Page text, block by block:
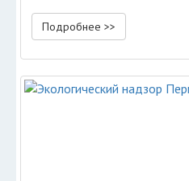
Подробнее >>